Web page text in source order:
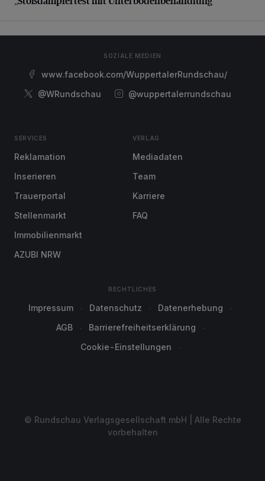
SOZIALE MEDIEN
www.facebook.com/WuppertalerRundschau/
@WRundschau
@wuppertalerrundschau
SERVICES
Reklamation
Inserieren
Trauerportal
Stellenmarkt
Immobilienmarkt
AZUBI NRW
VERLAG
Mediadaten
Team
Karriere
FAQ
RECHTLICHES
Impressum Datenschutz
Datenerhebung
AGB
Barrierefreiheitserklärung
Cookie-Einstellungen
© Rundschau Verlagsgesellschaft mbH | Alle Rechte
vorbehalten